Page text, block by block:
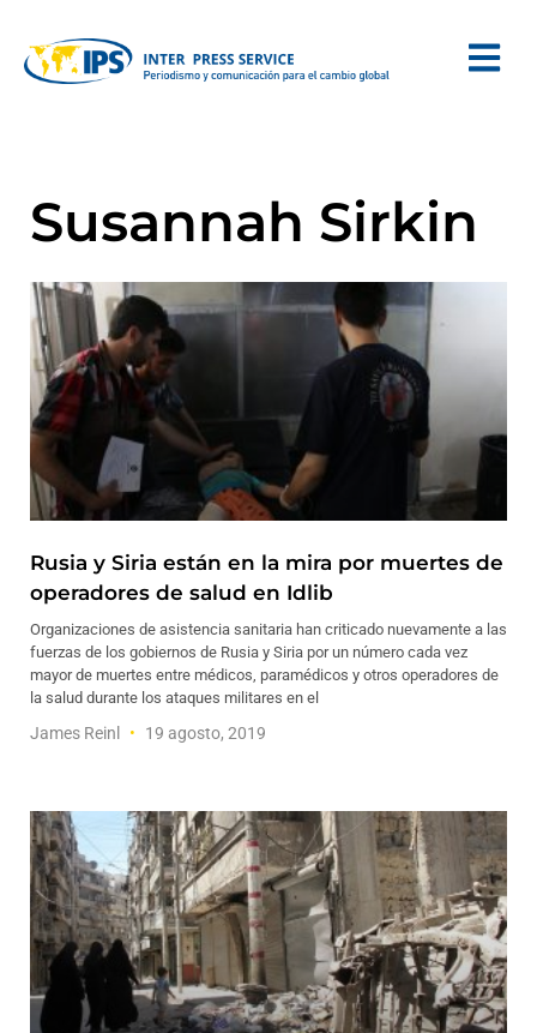
Susannah Sirkin
Rusia y Siria están en la mira por muertes de
operadores de salud en Idlib
Organizaciones de asistencia sanitaria han criticado nuevamente a las
fuerzas de los gobiernos de Rusia y Siria por un número cada vez
mayor de muertes entre médicos, paramédicos y otros operadores de
la salud durante los ataques militares en el
James Reinl 19 agosto, 2019